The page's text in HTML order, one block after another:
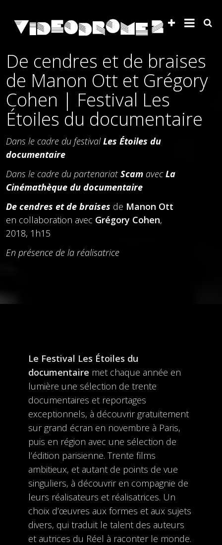
De cendres et de braises
de Manon Ott et Grégory
Cohen | Festival Les
Étoiles du documentaire
Dans le cadre du festivalLes Étoiles du
documentaire
Dans le cadre du partenariat Scam avecLa
Cinémathèque du documentaire
De cendres et de braises de Manon Ott
en collaboration avec Grégory Cohen,
2018, 1h15
En présence de la réalisatrice
Le Festival Les Étoiles du
documentaire met chaque année en
lumière une sélection de trente
documentaires et reportages
exceptionnels, à découvrir gratuitement
sur grand écran en novembre à Paris,
puis en région avec une sélection de
l’édition parisienne. Trente films
ambitieux, et autant de points de vue
singuliers, à découvrir en compagnie de
leurs réalisateurs et réalisatrices. Un
choix d’œuvres aux formes et aux sujets
divers, qui traduit le talent des auteurs
et autrices du Réel à raconter le monde.